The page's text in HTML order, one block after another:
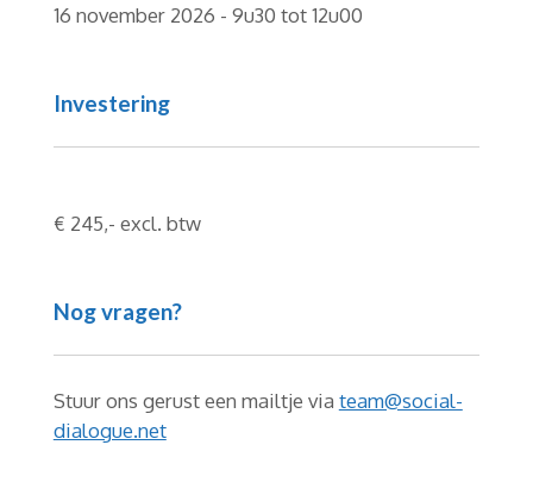
16 november 2026 - 9u30 tot 12u00
Investering
€ 245,- excl. btw
Nog vragen?
Stuur ons gerust een mailtje via team@social-
dialogue.net